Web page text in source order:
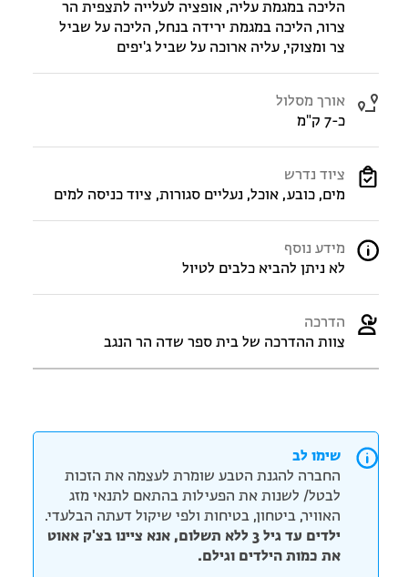
הליכה במגמת עליה, אופציה לעלייה לתצפית הר
צרור, הליכה במגמת ירידה בנחל, הליכה על שביל
צר ומצוקי, עליה ארוכה על שביל ג'יפים
אורך מסלול
כ-7 ק"מ
ציוד נדרש
מים, כובע, אוכל, נעליים סגורות, ציוד כניסה למים
מידע נוסף
לא ניתן להביא כלבים לטיול
הדרכה
צוות ההדרכה של בית ספר שדה הר הנגב
שימו לב
החברה להגנת הטבע שומרת לעצמה את הזכות
לבטל/ לשנות את הפעילות בהתאם לתנאי מזג
האוויר, ביטחון, בטיחות ולפי שיקול דעתה הבלעדי.
ילדים עד גיל 3 ללא תשלום, אנא ציינו בצ'ק אאוט
את כמות הילדים וגילם.